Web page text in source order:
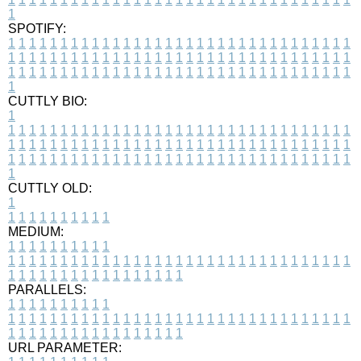
1
SPOTIFY:
1 1 1 1 1 1 1 1 1 1 1 1 1 1 1 1 1 1 1 1 1 1 1 1 1 1 1 1 1 1 1 1 1
1 1 1 1 1 1 1 1 1 1 1 1 1 1 1 1 1 1 1 1 1 1 1 1 1 1 1 1 1 1 1 1 1
1 1 1 1 1 1 1 1 1 1 1 1 1 1 1 1 1 1 1 1 1 1 1 1 1 1 1 1 1 1 1 1 1
1
CUTTLY BIO:
1
1 1 1 1 1 1 1 1 1 1 1 1 1 1 1 1 1 1 1 1 1 1 1 1 1 1 1 1 1 1 1 1 1
1 1 1 1 1 1 1 1 1 1 1 1 1 1 1 1 1 1 1 1 1 1 1 1 1 1 1 1 1 1 1 1 1
1 1 1 1 1 1 1 1 1 1 1 1 1 1 1 1 1 1 1 1 1 1 1 1 1 1 1 1 1 1 1 1 1
1
CUTTLY OLD:
1
1 1 1 1 1 1 1 1 1 1
MEDIUM:
1 1 1 1 1 1 1 1 1 1
1 1 1 1 1 1 1 1 1 1 1 1 1 1 1 1 1 1 1 1 1 1 1 1 1 1 1 1 1 1 1 1 1
1 1 1 1 1 1 1 1 1 1 1 1 1 1 1 1 1
PARALLELS:
1 1 1 1 1 1 1 1 1 1
1 1 1 1 1 1 1 1 1 1 1 1 1 1 1 1 1 1 1 1 1 1 1 1 1 1 1 1 1 1 1 1 1
1 1 1 1 1 1 1 1 1 1 1 1 1 1 1 1 1
URL PARAMETER: